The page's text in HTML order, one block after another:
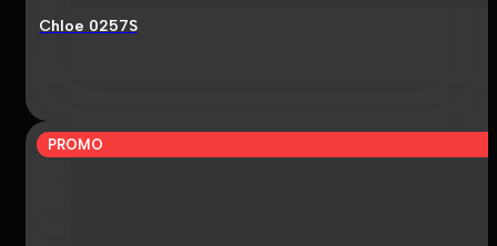
Chloe 0257S
PROMO